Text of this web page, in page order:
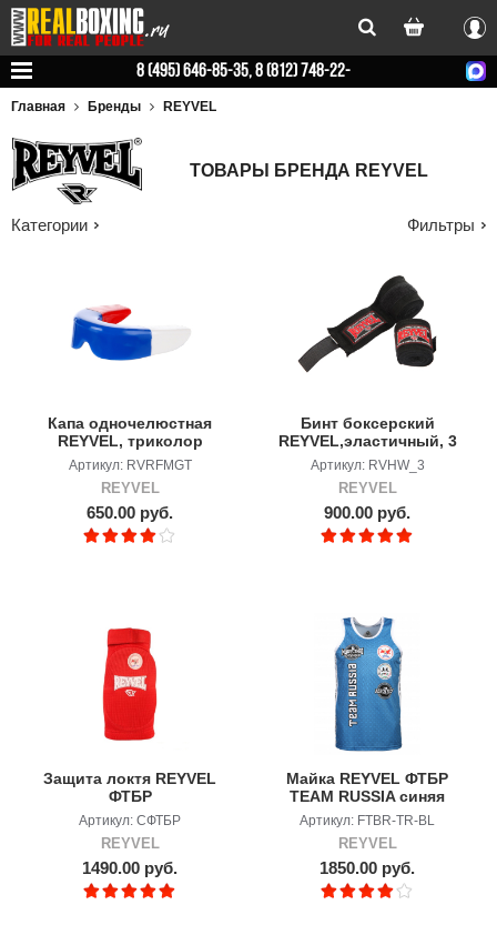
Вход
8 (495) 646-85-35, 8 (812) 748-22-
Главная Бренды REYVEL
ТОВАРЫ БРЕНДА REYVEL
Категории Фильтры
Капа одночелюстная
REYVEL, триколор
Артикул: RVRFMGT
REYVEL
650.00 руб.
Бинт боксерский
REYVEL,эластичный, 3
метра
Артикул: RVHW_3
REYVEL
900.00 руб.
Защита локтя REYVEL
ФТБР
Артикул: СФТБР
REYVEL
1490.00 руб.
Майка REYVEL ФТБР
TEAM RUSSIA синяя
Артикул: FTBR-TR-BL
REYVEL
1850.00 руб.